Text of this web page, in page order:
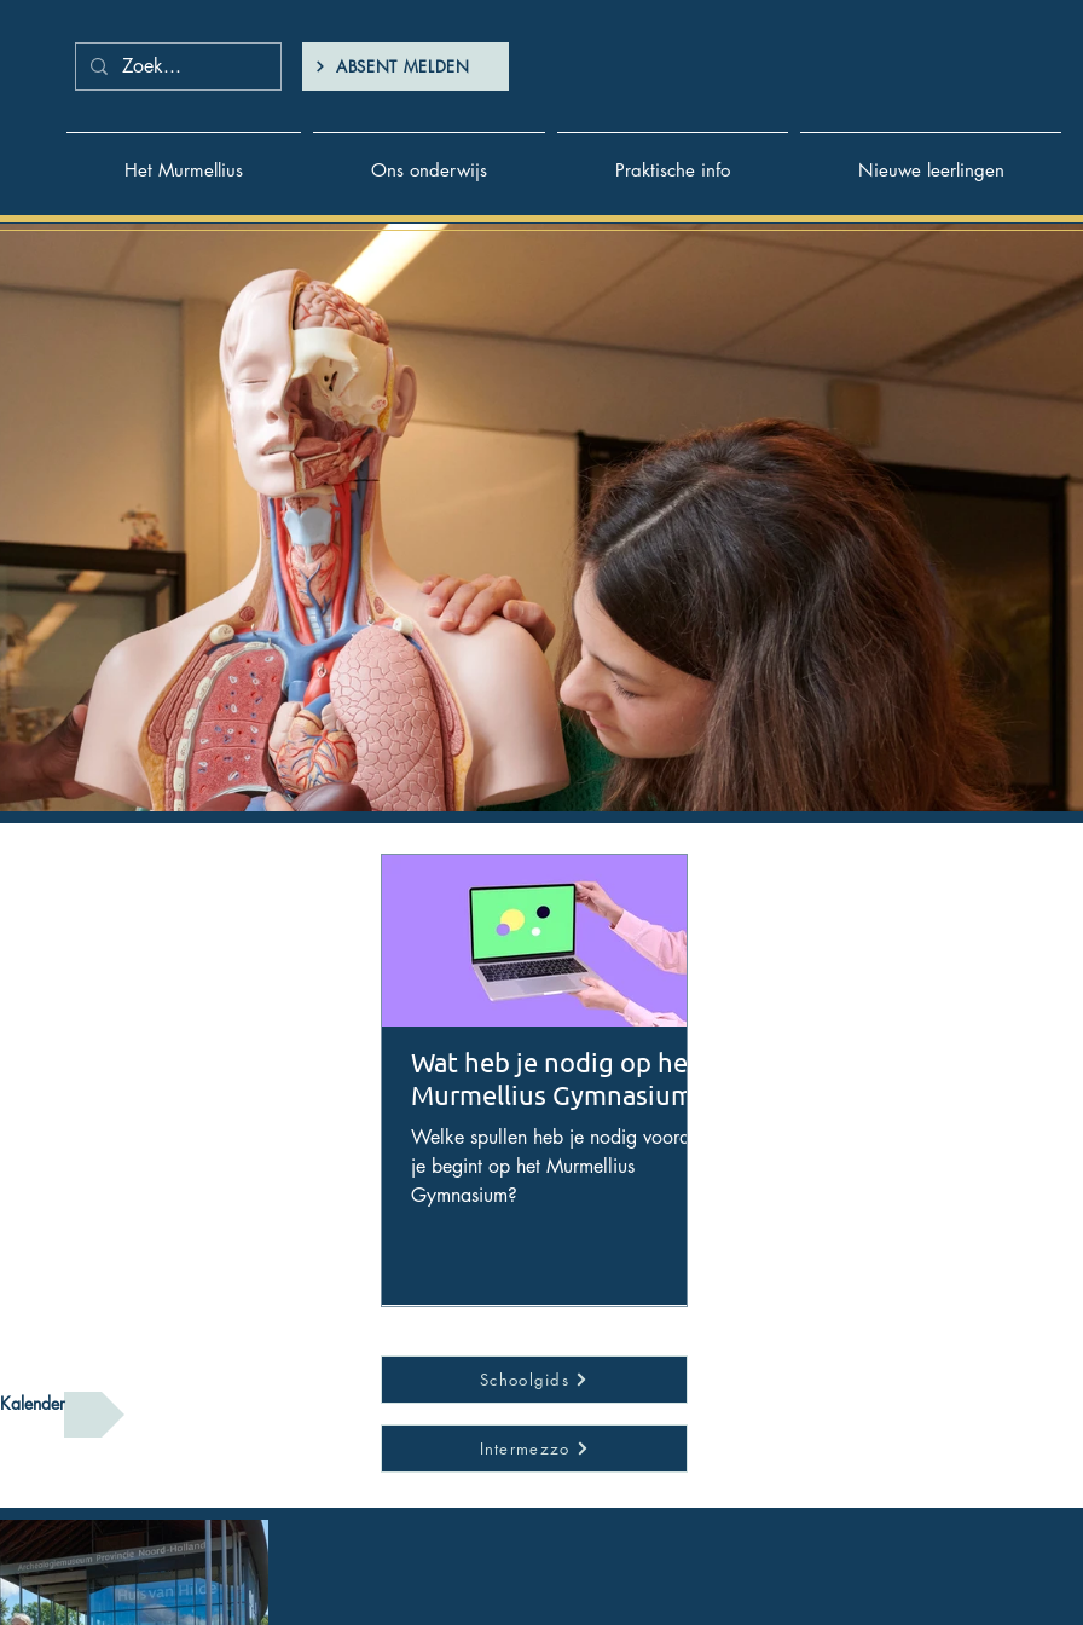
ABSENT MELDEN
Het Murmellius Ons onderwijs Praktische info Nieuwe leerlingen
De poort naar jouw
toekomst
Het enige categoriale gymnasium boven het Noordzeekanaal.
Uitdagend kleinschalig onderwijs, klassieke talen en een rijk aanbod
aan buitenschoolse activiteiten in het hart van Alkmaar.
Kom kennismaken
Kalender
Wat heb je nodig op het
Murmellius Gymnasium?
Welke spullen heb je nodig voordat
je begint op het Murmellius
Gymnasium?
Schoolgids
Intermezzo